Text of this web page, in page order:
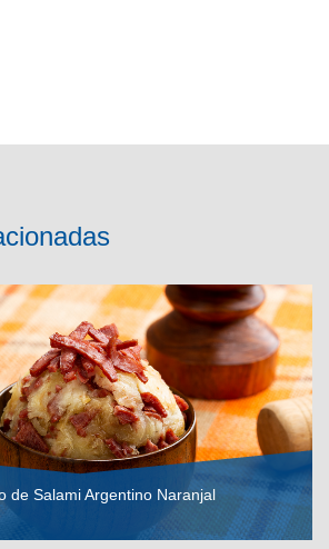
de Salami Argentino Naranjal